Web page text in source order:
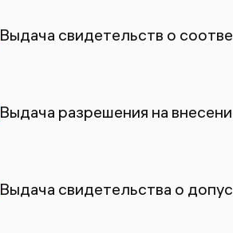
Выдача свидетельств о
Выдача разрешения на
Выдача свидетельства о